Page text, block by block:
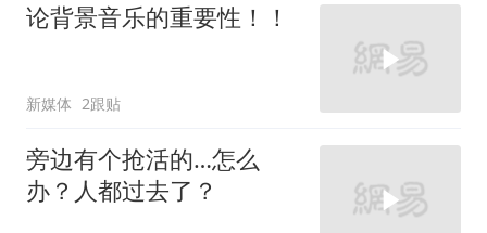
论背景音乐的重要性！！
新媒体 2跟贴
旁边有个抢活的…怎么
办？人都过去了？